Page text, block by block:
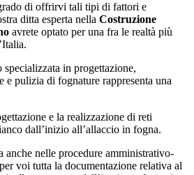
di offrirvi tali tipi di fattori e
ditta esperta nella Costruzione
avrete optato per una fra le realtà più
specializzata in progettazione,
e pulizia di fognature rappresenta una
e la realizzazione di reti
dall’inizio all’allaccio in fogna.
anche nelle procedure amministrativo-
voi tutta la documentazione relativa al